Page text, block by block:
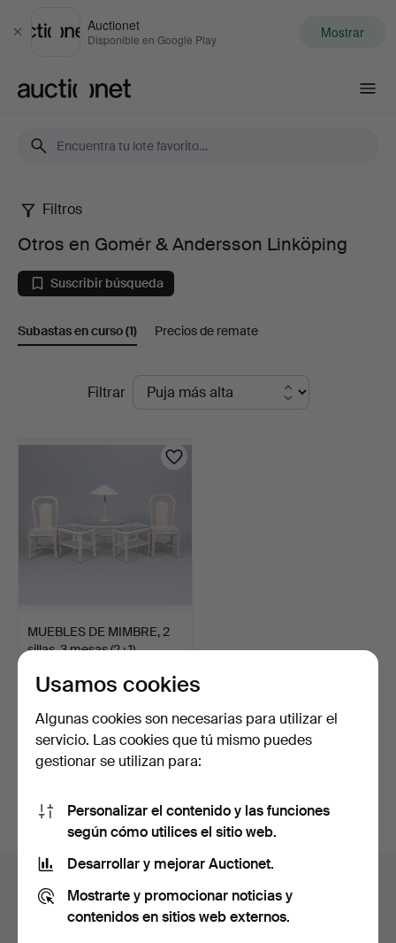
Cerrar
Auctionet
Disponible en Google Play Mostrar
Otros
en
Gomér
&
Andersson
Filtros
Otros en Gomér & Andersson Linköping
Suscribir búsqueda
Subastas en curso(1) Precios de remate
Subastas
curso
Filtrar
MUEBLES DE MIMBRE, 2
sillas, 3 mesas (2+1)…
Estimación
subastas concluidas.
Estás viendo únicamente los lotes en Suecia.
Usamos cookies
Algunas cookies son necesarias para utilizar el
servicio. Las cookies que tú mismo puedes
gestionar se utilizan para:
Personalizar el contenido y las funciones
según cómo utilices el sitio web.
Desarrollar y mejorar Auctionet.
Mostrarte y promocionar noticias y
contenidos en sitios web externos.